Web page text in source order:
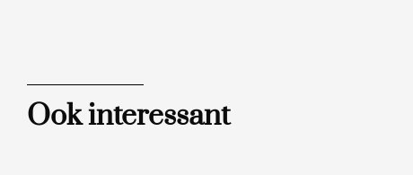
Ook interessant